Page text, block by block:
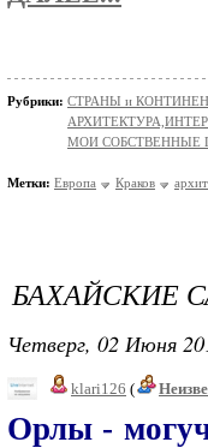
Рубрики: СТРАНЫ и
МОИ СОБСТВЕННЫЕ
Метки: Европа Краков
БАХАЙСКИЕ
Четверг, 02 Июня
klari126 (
Орлы -